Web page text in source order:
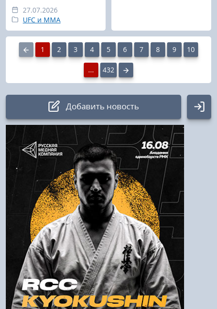
27.07.2026
UFC и MMA
1 2 3 4 5 6 7 8 9 10
... 432
Добавить новость
Авторизация
Логин:
Пароль
Войти
Напомнить пароль
Регистрация